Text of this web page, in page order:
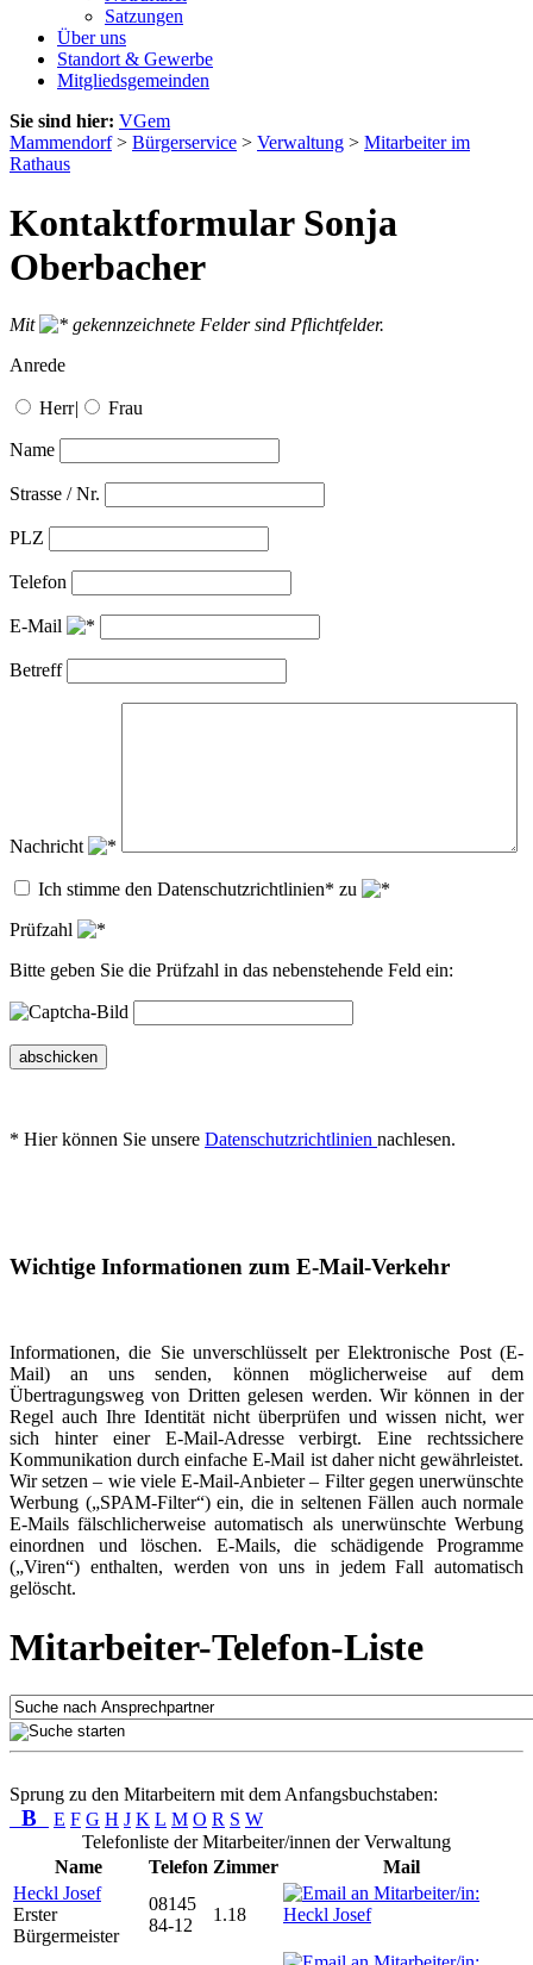
Satzungen
Über uns
Standort & Gewerbe
Mitgliedsgemeinden
Sie sind hier: VGem
Mammendorf> Bürgerservice > Verwaltung > Mitarbeiter im
Rathaus
Kontaktformular Sonja
Oberbacher
Mit
gekennzeichnete Felder sind Pflichtfelder.
Anrede
Herr| Frau
Name
Strasse / Nr.
PLZ
Telefon
E-Mail
Betreff
Nachricht
Ich stimme den Datenschutzrichtlinien* zu
Prüfzahl
Bitte geben Sie die Prüfzahl in das nebenstehende Feld ein:
abschicken
* Hier können Sie unsere Datenschutzrichtlinien nachlesen.
Wichtige Informationen zum E-Mail-Verkehr
Informationen, die Sie unverschlüsselt per Elektronische Post (E-
Mail) an uns senden, können möglicherweise auf dem
Übertragungsweg von Dritten gelesen werden. Wir können in der
Regel auch Ihre Identität nicht überprüfen und wissen nicht, wer
sich hinter einer E-Mail-Adresse verbirgt. Eine rechtssichere
Kommunikation durch einfache E-Mail ist daher nicht gewährleistet.
Wir setzen – wie viele E-Mail-Anbieter – Filter gegen unerwünschte
Werbung („SPAM-Filter“) ein, die in seltenen Fällen auch normale
E-Mails fälschlicherweise automatisch als unerwünschte Werbung
einordnen und löschen. E-Mails, die schädigende Programme
(„Viren“) enthalten, werden von uns in jedem Fall automatisch
gelöscht.
Mitarbeiter-Telefon-Liste
Sprung zu den Mitarbeitern mit dem Anfangsbuchstaben:
B E F G H J K L M O R S W
Telefonliste der Mitarbeiter/innen der Verwaltung
Name
Telefon Zimmer
Mail
Heckl Josef
Erster
Bürgermeister
08145
84-12
1.18